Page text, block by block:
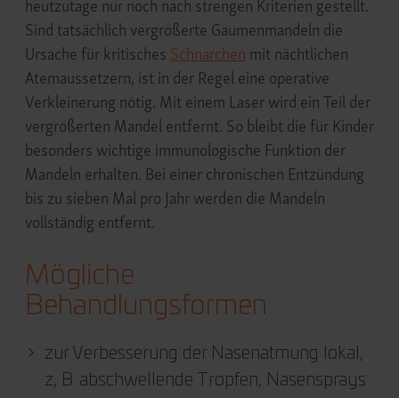
heutzutage nur noch nach strengen Kriterien gestellt.
Sind tatsächlich vergrößerte Gaumenmandeln die
Ursache für kritisches Schnarchen mit nächtlichen
Atemaussetzern, ist in der Regel eine operative
Verkleinerung nötig. Mit einem Laser wird ein Teil der
vergrößerten Mandel entfernt. So bleibt die für Kinder
besonders wichtige immunologische Funktion der
Mandeln erhalten. Bei einer chronischen Entzündung
bis zu sieben Mal pro Jahr werden die Mandeln
vollständig entfernt.
Mögliche
Behandlungsformen
zur Verbesserung der Nasenatmung lokal,
z, B. abschwellende Tropfen, Nasensprays